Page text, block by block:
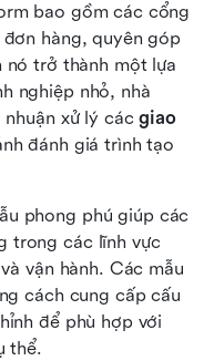
bao gồm các cổng
hàng, quyên góp
nó trở thành một lựa
nghiệp nhỏ, nhà
nhuận xử lý các giao
đánh giá trình tạo
phong phú giúp các
trong các lĩnh vực
vận hành. Các mẫu
cách cung cấp cấu
để phù hợp với
thể.